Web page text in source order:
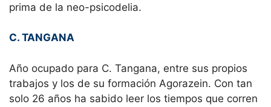
prima de la neo-psicodelia.
C. TANGANA
Año ocupado para C. Tangana, entre sus propios
trabajos y los de su formación Agorazein. Con tan
solo 26 años ha sabido leer los tiempos que corren